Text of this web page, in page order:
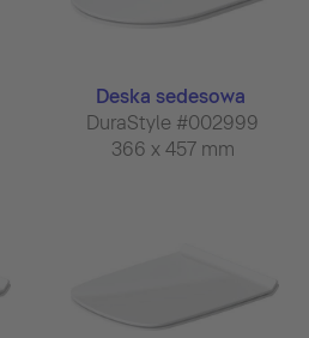
Deska sedesowa
DuraStyle #002999
366 x 457 mm